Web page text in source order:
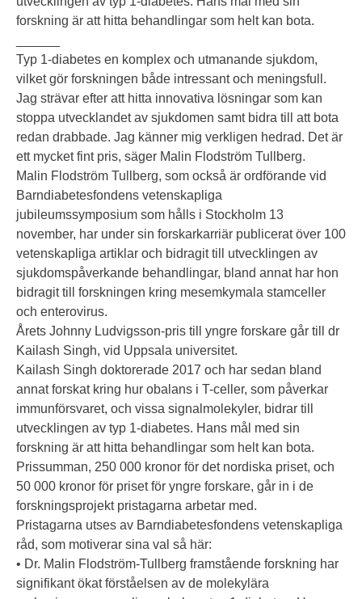
forskning är att hitta behandlingar som helt kan bota.
Typ 1-diabetes en komplex och utmanande sjukdom,
vilket gör forskningen både intressant och meningsfull.
Jag strävar efter att hitta innovativa lösningar som kan
stoppa utvecklandet av sjukdomen samt bidra till att bota
redan drabbade. Jag känner mig verkligen hedrad. Det är
ett mycket fint pris, säger Malin Flodström Tullberg.
Malin Flodström Tullberg, som också är ordförande vid
Barndiabetesfondens vetenskapliga
jubileumssymposium som hålls i Stockholm 13
november, har under sin forskarkarriär publicerat över 100
vetenskapliga artiklar och bidragit till utvecklingen av
sjukdomspåverkande behandlingar, bland annat har hon
bidragit till forskningen kring mesemkymala stamceller
och enterovirus.
Årets Johnny Ludvigsson-pris till yngre forskare går till dr
Kailash Singh, vid Uppsala universitet.
Kailash Singh doktorerade 2017 och har sedan bland
annat forskat kring hur obalans i T-celler, som påverkar
immunförsvaret, och vissa signalmolekyler, bidrar till
utvecklingen av typ 1-diabetes. Hans mål med sin
forskning är att hitta behandlingar som helt kan bota.
Prissumman, 250 000 kronor för det nordiska priset, och
50 000 kronor för priset för yngre forskare, går in i de
forskningsprojekt pristagarna arbetar med.
Pristagarna utses av Barndiabetesfondens vetenskapliga
råd, som motiverar sina val så här:
• Dr. Malin Flodström-Tullberg framstående forskning har
signifikant ökat förståelsen av de molekylära